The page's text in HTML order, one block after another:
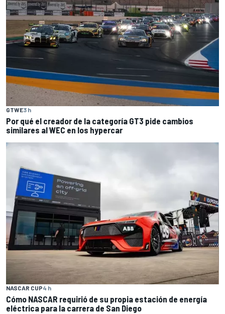
GTWE3 h
Por qué el creador de la categoría GT3 pide cambios
similares al WEC en los hypercar
NASCAR CUP4 h
Cómo NASCAR requirió de su propia estación de energía
eléctrica para la carrera de San Diego